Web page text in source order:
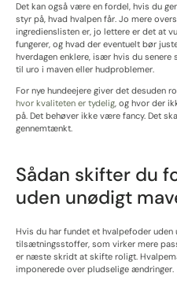
Det kan også være en fordel, hvis du
styr på, hvad hvalpen får. Jo mere
ingredienslisten er, jo lettere er det at
fungerer, og hvad der eventuelt bør
hverdagen enklere, især hvis du senere
til uro i maven eller hudproblemer.
For nye hundeejere giver det desuden
hvor kvaliteten er tydelig, og hvor der
på. Det behøver ikke være fancy. Det
gennemtænkt.
Sådan skifter du
uden unødigt
Hvis du har fundet et hvalpefoder uden
tilsætningsstoffer, som virker mere
er næste skridt at skifte roligt.
imponerede over pludselige ændringer.